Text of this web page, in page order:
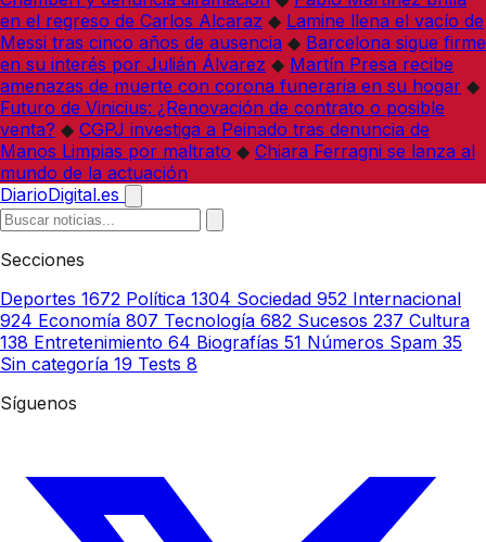
en el regreso de Carlos Alcaraz ◆ Lamine llena el vacío de
Messi tras cinco años de ausencia ◆ Barcelona sigue firme
en su interés por Julián Álvarez ◆ Martín Presa recibe
amenazas de muerte con corona funeraria en su hogar ◆
Futuro de Vinicius: ¿Renovación de contrato o posible
venta? ◆ CGPJ investiga a Peinado tras denuncia de
Manos Limpias por maltrato ◆ Chiara Ferragni se lanza al
mundo de la actuación
DiarioDigital.es
Secciones
Deportes 1672 Política 1304 Sociedad 952 Internacional
924 Economía 807 Tecnología 682 Sucesos 237 Cultura
138 Entretenimiento 64 Biografías 51 Números Spam 35
Sin categoría 19 Tests 8
Síguenos